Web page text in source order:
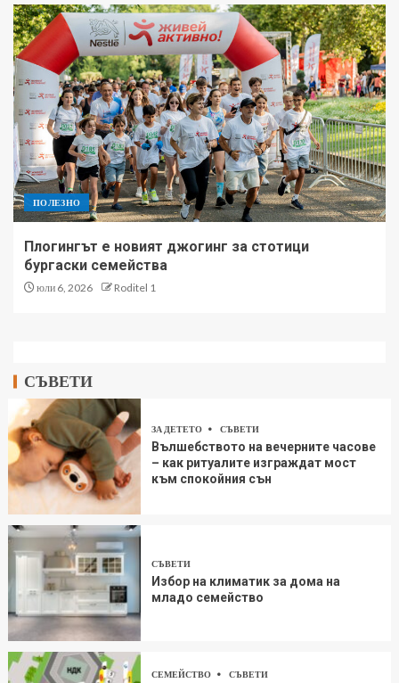
ПОЛЕЗНО
Плогингът е новият джогинг за стотици
бургаски семейства
юли 6, 2026 Roditel 1
СЪВЕТИ
ЗА ДЕТЕТО СЪВЕТИ
Вълшебството на вечерните часове
– как ритуалите изграждат мост
към спокойния сън
СЪВЕТИ
Избор на климатик за дома на
младо семейство
СЕМЕЙСТВО СЪВЕТИ